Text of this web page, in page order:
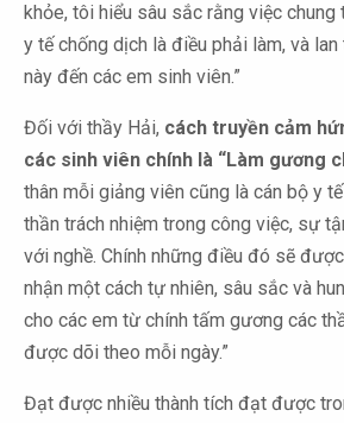
khỏe, tôi hiểu sâu sắc rằng việc chung
y tế chống dịch là điều phải làm, và
này đến các em sinh viên.”
Đối với thầy Hải, cách truyền cảm
các sinh viên chính là “Làm gương
thân mỗi giảng viên cũng là cán bộ y
thần trách nhiệm trong công việc, sự
với nghề. Chính những điều đó sẽ
nhận một cách tự nhiên, sâu sắc và
cho các em từ chính tấm gương các
được dõi theo mỗi ngày.”
Đạt được nhiều thành tích đạt được